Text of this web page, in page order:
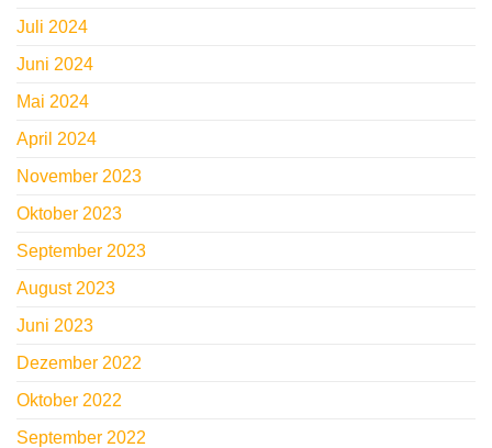
Juli 2024
Juni 2024
Mai 2024
April 2024
November 2023
Oktober 2023
September 2023
August 2023
Juni 2023
Dezember 2022
Oktober 2022
September 2022